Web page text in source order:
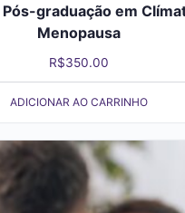
graduação em
Menopausa
R$350.00
ADICIONAR AO CARRINHO